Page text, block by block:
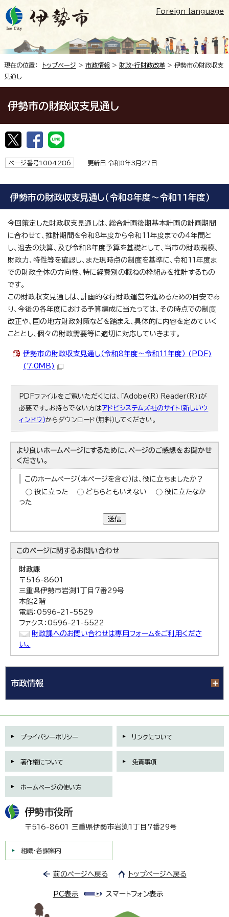
Foreign language
現在の位置： トップページ > 市政情報 > 財政・行財政改革 > 伊勢市の財政収支
見通し
伊勢市の財政収支見通し
ページ番号1004286 更新日 令和8年3月27日
伊勢市の財政収支見通し（令和8年度～令和11年度）
今回策定した財政収支見通しは、総合計画後期基本計画の計画期間
に合わせて、推計期間を令和8年度から令和11年度までの4年間と
し、過去の決算、及び令和8年度予算を基礎として、当市の財政規模、
財政力、特性等を確認し、また現時点の制度を基準に、令和11年度ま
での財政全体の方向性、特に経費別の概ねの枠組みを推計するもの
です。
この財政収支見通しは、計画的な行財政運営を進めるための目安であ
り、今後の各年度における予算編成に当たっては、その時点での制度
改正や、国の地方財政対策などを踏まえ、具体的に内容を定めていく
こととし、個々の財政需要等に適切に対応していきます。
伊勢市の財政収支見通し（令和8年度～令和11年度） (PDF)
(7.0MB)
PDFファイルをご覧いただくには、「Adobe（R） Reader（R）」が
必要です。お持ちでない方は アドビシステムズ社のサイト（新しいウ
ィンドウ）からダウンロード（無料）してください。
より良いホームページにするために、ページのご感想をお聞かせ
ください。
このホームページ（本ページを含む）は、役に立ちましたか？
役に立った
どちらともいえない
役に立たなか
った
送信
このページに関するお問い合わせ
財政課
〒516-8601
三重県伊勢市岩渕1丁目7番29号
本館2階
電話：0596-21-5529
ファクス：0596-21-5522
財政課へのお問い合わせは専用フォームをご利用くださ
い。
市政情報
プライバシーポリシー リンクについて
著作権について 免責事項
ホームページの使い方
伊勢市役所
〒516-8601 三重県伊勢市岩渕1丁目7番29号
組織・各課案内
前のページへ戻る トップページへ戻る
PC表示 スマートフォン表示